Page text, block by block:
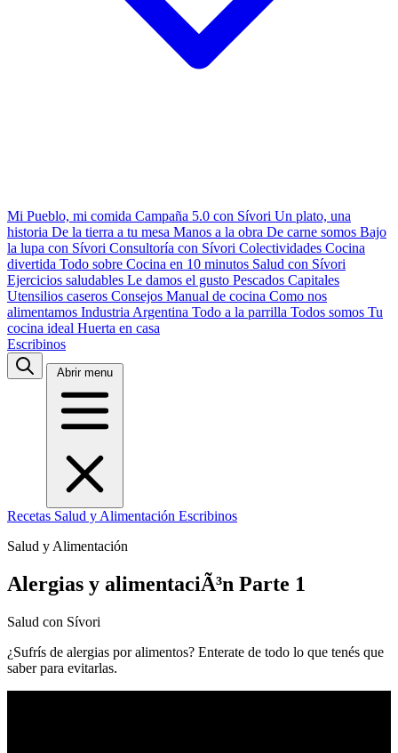
Mi Pueblo, mi comida Campaña 5.0 con Sívori Un plato, una
historia De la tierra a tu mesa Manos a la obra De carne somos Bajo
la lupa con Sívori Consultoría con Sívori Colectividades Cocina
divertida Todo sobre Cocina en 10 minutos Salud con Sívori
Ejercicios saludables Le damos el gusto Pescados Capitales
Utensilios caseros Consejos Manual de cocina Como nos
alimentamos Industria Argentina Todo a la parrilla Todos somos Tu
cocina ideal Huerta en casa
Escribinos
Abrir menu
Recetas Salud y Alimentación Escribinos
Salud y Alimentación
Alergias y alimentaciÃ³n Parte 1
Salud con Sívori
¿Sufrís de alergias por alimentos? Enterate de todo lo que tenés que
saber para evitarlas.